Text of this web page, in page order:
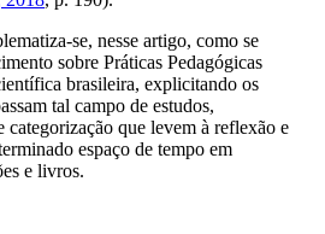
se, nesse artigo, como se
sobre Práticas Pedagógicas
brasileira, explicitando os
tal campo de estudos,
categorização que levem à reflexão e
espaço de tempo em
e livros.